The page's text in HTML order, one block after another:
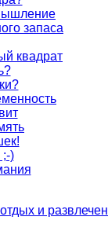
запаса
квадрат
)
и